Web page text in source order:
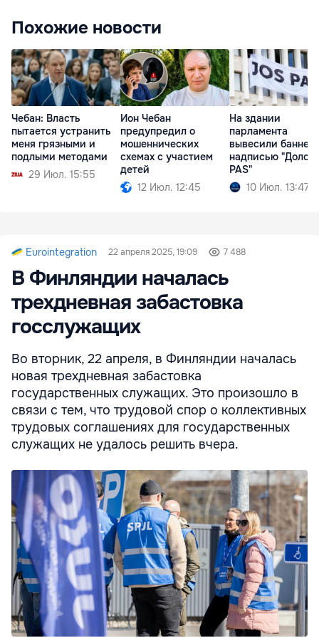
Похожие новости
Чебан: Власть
пытается устранить
меня грязными и
подлыми методами
29 Июл. 15:55
Ион Чебан
предупредил о
мошеннических
схемах с участием
детей
12 Июл. 12:45
На здании
парламента
вывесили баннер
надписью "Долой
PAS"
10 Июл. 13:47
Eurointegration 22 апреля 2025, 19:09 7 488
В Финляндии началась
трехдневная забастовка
госслужащих
Во вторник, 22 апреля, в Финляндии началась
новая трехдневная забастовка
государственных служащих. Это произошло в
связи с тем, что трудовой спор о коллективных
трудовых соглашениях для государственных
служащих не удалось решить вчера.